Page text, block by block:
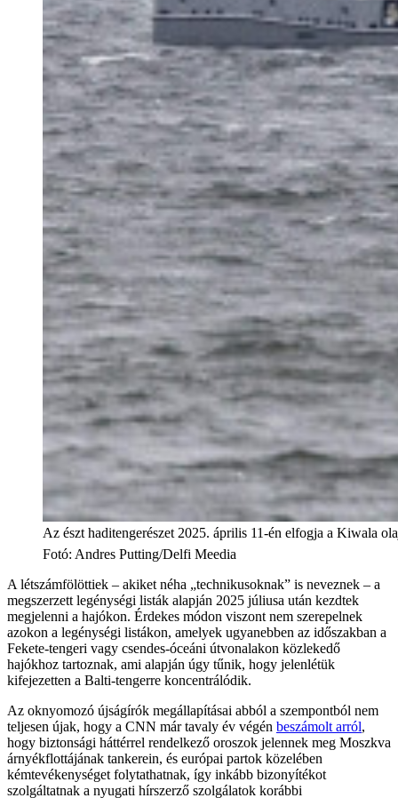
Az észt haditengerészet 2025. április 11-én elfogja a Kiwala
Fotó: Andres Putting/Delfi Meedia
A létszámfölöttiek – akiket néha „technikusoknak” is neveznek – a
megszerzett legénységi listák alapján 2025 júliusa után kezdtek
megjelenni a hajókon. Érdekes módon viszont nem szerepelnek
azokon a legénységi listákon, amelyek ugyanebben az időszakban a
Fekete-tengeri vagy csendes-óceáni útvonalakon közlekedő
hajókhoz tartoznak, ami alapján úgy tűnik, hogy jelenlétük
kifejezetten a Balti-tengerre koncentrálódik.
Az oknyomozó újságírók megállapításai abból a szempontból nem
teljesen újak, hogy a CNN már tavaly év végén beszámolt arról,
hogy biztonsági háttérrel rendelkező oroszok jelennek meg Moszkva
árnyékflottájának tankerein, és európai partok közelében
kémtevékenységet folytathatnak, így inkább bizonyítékot
szolgáltatnak a nyugati hírszerző szolgálatok korábbi